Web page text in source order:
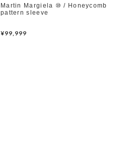
Martin Margiela ⑩ / Honeycomb
pattern sleeve
¥99,999